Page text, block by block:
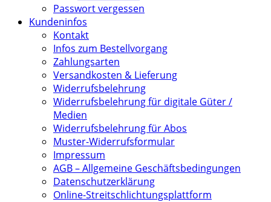
Passwort vergessen
Kundeninfos
Kontakt
Infos zum Bestellvorgang
Zahlungsarten
Versandkosten & Lieferung
Widerrufsbelehrung
Widerrufsbelehrung für digitale Güter /
Medien
Widerrufsbelehrung für Abos
Muster-Widerrufsformular
Impressum
AGB – Allgemeine Geschäftsbedingungen
Datenschutzerklärung
Online-Streitschlichtungsplattform